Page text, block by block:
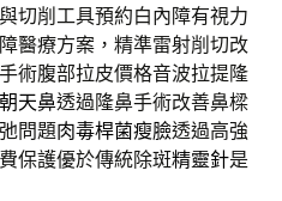
切削工具預約白內障有視力
醫療方案，精準雷射削切改
術腹部拉皮價格音波拉提隆
朝天鼻透過隆鼻手術改善鼻樑
問題肉毒桿菌瘦臉透過高強
保護優於傳統除斑精靈針是